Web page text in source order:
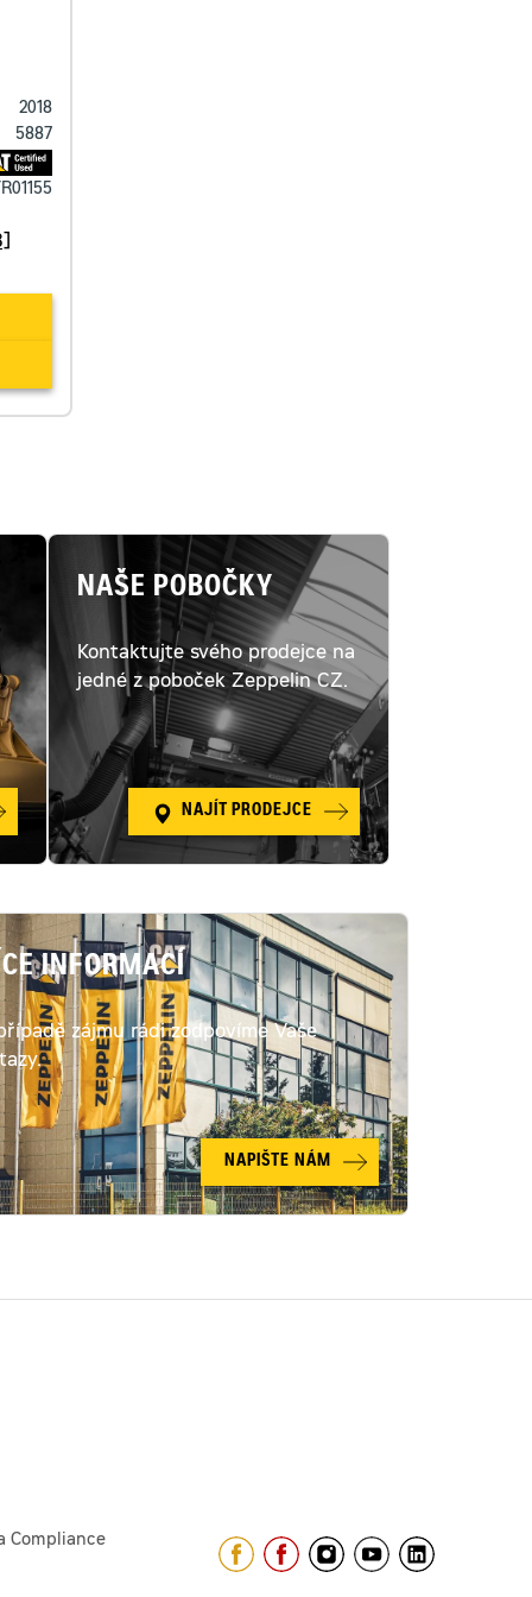
2018
5887
NAŠE POBOČKY
Kontaktujte svého prodejce na
jedné z poboček Zeppelin CZ.
NAJÍT PRODEJCE
INFORMACÍ
zájmu rádi zodpovíme Vaše
NAPIŠTE NÁM
Compliance